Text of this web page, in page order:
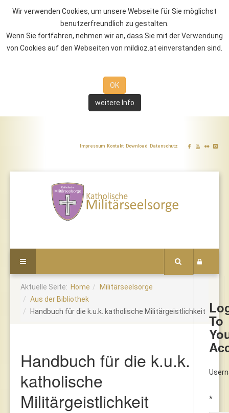
Wir verwenden Cookies, um unsere Webseite für Sie möglichst
benutzerfreundlich zu gestalten.
Wenn Sie fortfahren, nehmen wir an, dass Sie mit der Verwendung
von Cookies auf den Webseiten von mildioz.at einverstanden sind.
OK
weitere Info
Impressum Kontakt Download Datenschutz
To
*
Aktuelle Seite: Home
Militärseelsorge
Aus der Bibliothek
Handbuch für die k.u.k. katholische Militärgeistlichkeit
Handbuch für die k.u.k.
katholische
Militärgeistlichkeit